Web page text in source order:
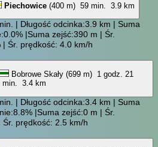
Piechowice (400 m) 59 min. 3.9 km
| Długość odcinka:3.9 km | Suma
|Suma zejść:390 m | Śr.
Śr. prędkość: 4.0 km/h
Bobrowe Skały (699 m) 1 godz. 21
min. 3.4 km
| Długość odcinka:3.4 km | Suma
|Suma zejść:0 m | Śr.
prędkość: 2.5 km/h